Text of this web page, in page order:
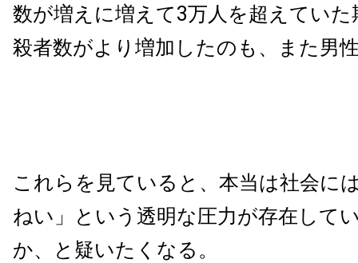
数が増えに増えて3万人を超えてい
殺者数がより増加したのも、また男
これらを見ていると、本当は社会
ねい」という透明な圧力が存在して
か、と疑いたくなる。